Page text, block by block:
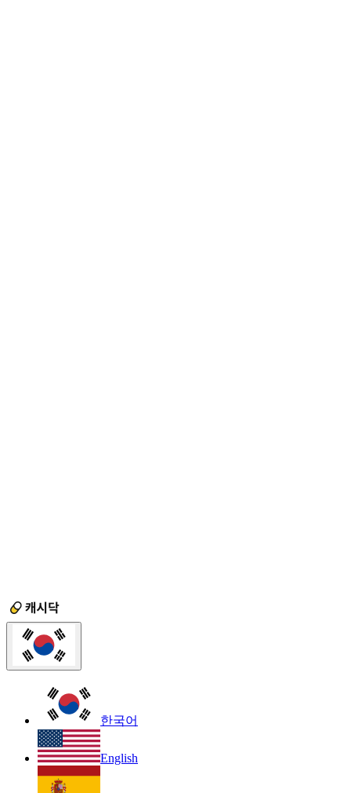
한국어
English